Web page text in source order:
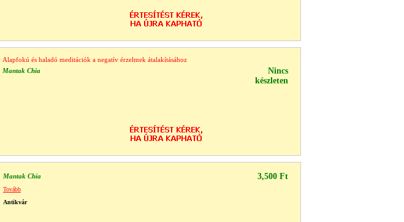
Alapfokú és haladó meditációk a negatív érzelmek átalakításához
Mantak Chia
Nincs
készleten
Mantak Chia 3,500 Ft
Tovább
Antikvár